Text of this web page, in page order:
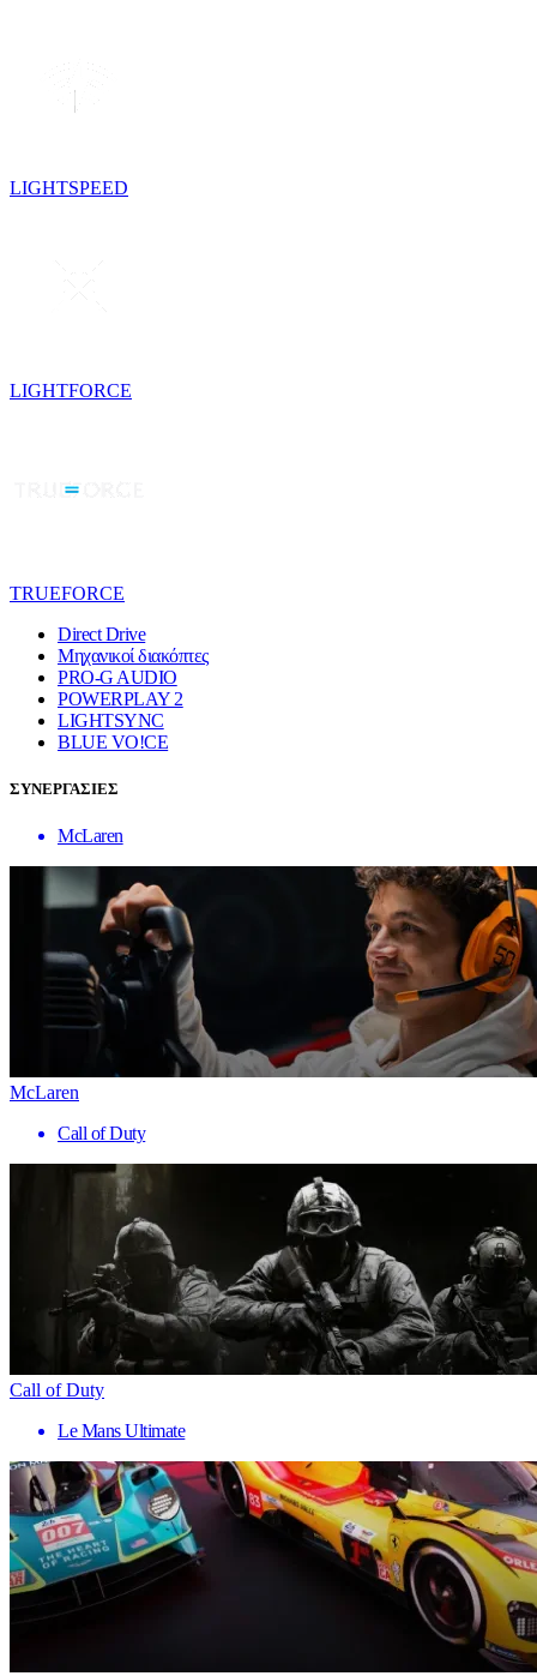
LIGHTSPEED
LIGHTFORCE
TRUEFORCE
Direct Drive
Μηχανικοί διακόπτες
PRO-G AUDIO
POWERPLAY 2
LIGHTSYNC
BLUE VO!CE
ΣΥΝΕΡΓΑΣΙΕΣ
McLaren
McLaren
Call of Duty
Call of Duty
Le Mans Ultimate